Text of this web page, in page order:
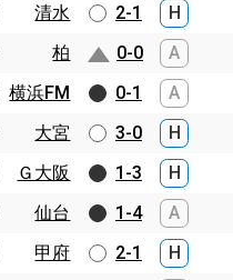
清水 2-1 H
柏 0-0 A
横浜FM 0-1 A
大宮 3-0 H
Ｇ大阪 1-3 H
仙台 1-4 A
甲府 2-1 H
清水
柏
横浜FM
大宮
Ｇ大阪
仙台
甲府